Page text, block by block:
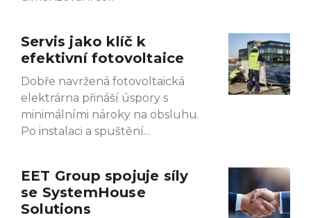
Servis jako klíč k
efektivní fotovoltaice
Dobře navržená fotovoltaická
elektrárna přináší úspory s
minimálními nároky na obsluhu.
Po instalaci a spuštění
EET Group spojuje síly
se SystemHouse
Solutions